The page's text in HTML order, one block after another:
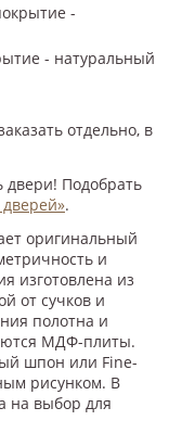
-
- натуральный
отдельно, в
двери! Подобрать
.
оригинальный
и
изготовлена из
от сучков и
полотна и
МДФ-плиты.
шпон или Fine-
рисунком. В
на выбор для